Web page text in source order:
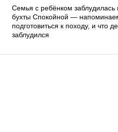
Семья с ребёнком заблудилась
бухты Спокойной —
подготовиться к походу, и что
заблудился